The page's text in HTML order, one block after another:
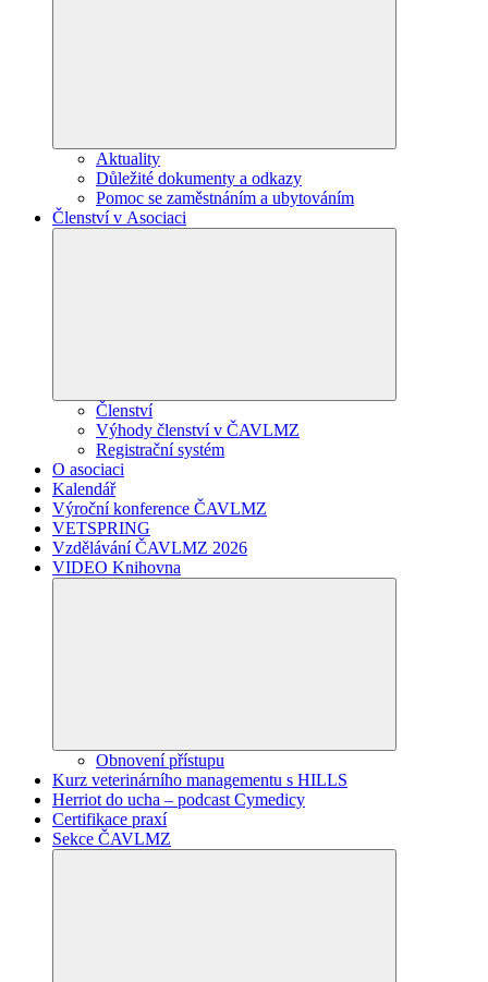
Aktuality
Důležité dokumenty a odkazy
Pomoc se zaměstnáním a ubytováním
Členství v Asociaci
Členství
Výhody členství v ČAVLMZ
Registrační systém
O asociaci
Kalendář
Výroční konference ČAVLMZ
VETSPRING
Vzdělávání ČAVLMZ 2026
VIDEO Knihovna
Obnovení přístupu
Kurz veterinárního managementu s HILLS
Herriot do ucha – podcast Cymedicy
Certifikace praxí
Sekce ČAVLMZ